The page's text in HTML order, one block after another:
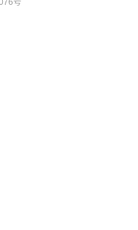
号